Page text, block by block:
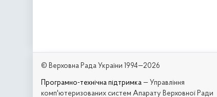
© Верховна Рада України 1994—2026
Програмно-технічна підтримка — Управління
комп'ютеризованих систем Апарату Верховної Ради